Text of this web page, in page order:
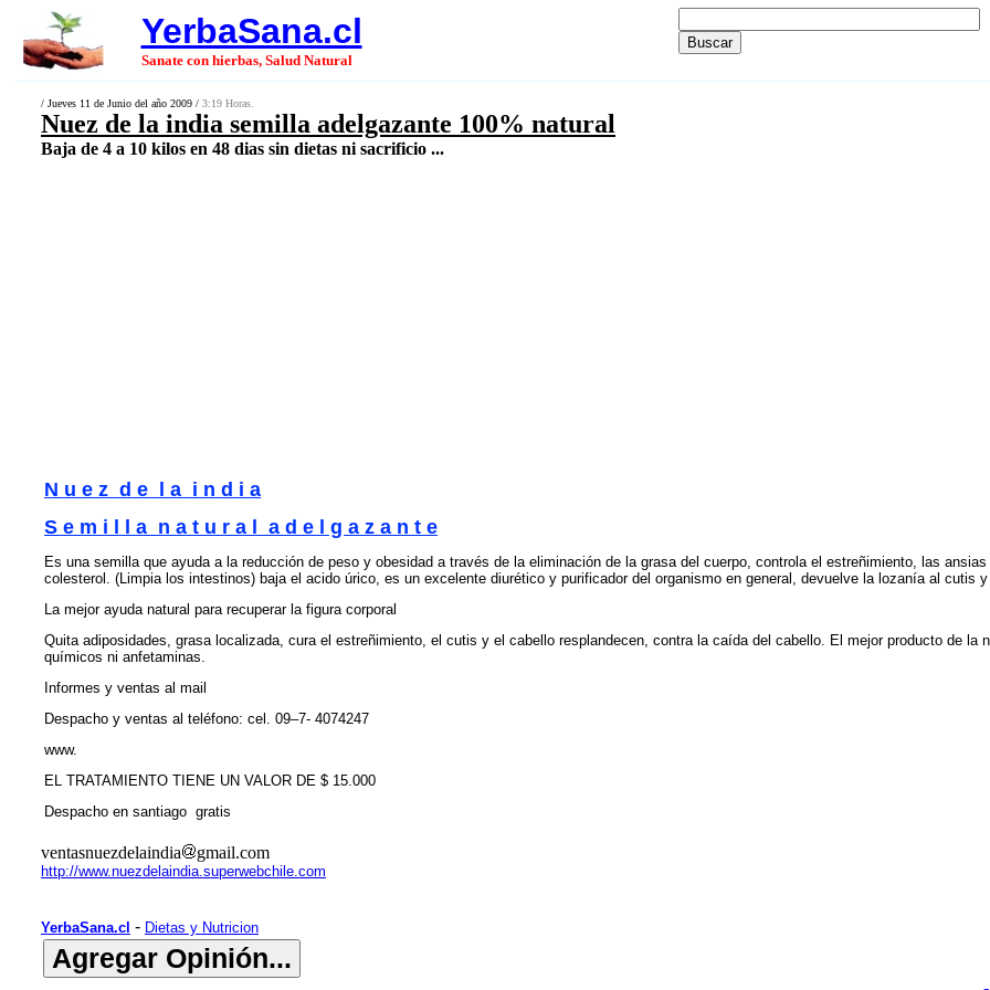
YerbaSana.cl
Sanate con hierbas, Salud Natural
/ Jueves 11 de Junio del año 2009 / 3:19 Horas.
Nuez de la india semilla adelgazante 100% natural
Baja de 4 a 10 kilos en 48 dias sin dietas ni sacrificio ...
N u e z d e l a i n d i a
S e m i l l a n a t u r a l a d e l g a z a n t e
Es una semilla que ayuda a la reducción de peso y obesidad a través de la eliminación de la grasa del cuerpo, controla el estreñimiento, las
colesterol. (Limpia los intestinos) baja el acido úrico, es un excelente diurético y purificador del organismo en general, devuelve la lozanía al cutis y
La mejor ayuda natural para recuperar la figura corporal
Quita adiposidades, grasa localizada, cura el estreñimiento, el cutis y el cabello resplandecen, contra la caída del cabello. El mejor producto de la
químicos ni anfetaminas.
Informes y ventas al mail
Despacho y ventas al teléfono: cel. 09–7- 4074247
www.
EL TRATAMIENTO TIENE UN VALOR DE $ 15.000
Despacho en santiago gratis
ventasnuezdelaindia gmail.com
http://www.nuezdelaindia.superwebchile.com
YerbaSana.cl - Dietas y Nutricion